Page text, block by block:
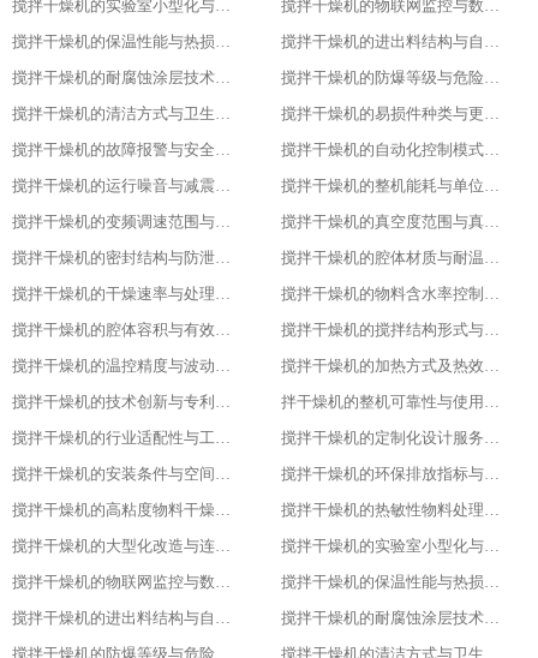
搅拌干燥机的实验室小型化与参数复刻性
搅拌干燥机的物联网监控与数据追溯能力
搅拌干燥机的保温性能与热损失率
搅拌干燥机的进出料结构与自动化适配
搅拌干燥机的耐腐蚀涂层技术与应用场景
搅拌干燥机的防爆等级与危险环境适配性
搅拌干燥机的清洁方式与卫生残留标准
搅拌干燥机的易损件种类与更换周期
搅拌干燥机的故障报警与安全保护功能
搅拌干燥机的自动化控制模式分类
搅拌干燥机的运行噪音与减震措施
搅拌干燥机的整机能耗与单位能耗标准
搅拌干燥机的变频调速范围与控制精度
搅拌干燥机的真空度范围与真空干燥效果
搅拌干燥机的密封结构与防泄漏等级
搅拌干燥机的腔体材质与耐温耐腐蚀性能
搅拌干燥机的干燥速率与处理量参数
搅拌干燥机的物料含水率控制范围
搅拌干燥机的腔体容积与有效装载率
搅拌干燥机的搅拌结构形式与适配物料
搅拌干燥机的温控精度与波动范围
搅拌干燥机的加热方式及热效率指标
搅拌干燥机的技术创新与专利技术应用
拌干燥机的整机可靠性与使用寿命
搅拌干燥机的行业适配性与工艺调整方案
搅拌干燥机的定制化设计服务范围
搅拌干燥机的安装条件与空间布局要求
搅拌干燥机的环保排放指标与净化措施
搅拌干燥机的高粘度物料干燥适配设计
搅拌干燥机的热敏性物料处理工艺优化
搅拌干燥机的大型化改造与连续生产能力
搅拌干燥机的实验室小型化与参数复刻性
搅拌干燥机的物联网监控与数据追溯能力
搅拌干燥机的保温性能与热损失率
搅拌干燥机的进出料结构与自动化适配
搅拌干燥机的耐腐蚀涂层技术与应用场景